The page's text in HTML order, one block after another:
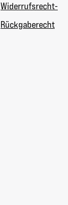
Widerrufsrecht-
Rückgaberecht